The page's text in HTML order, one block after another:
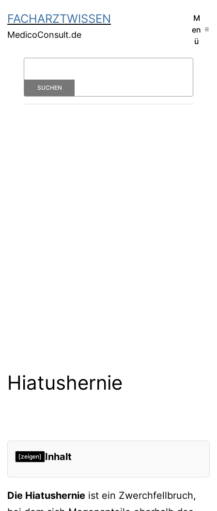
FACHARZTWISSEN
MedicoConsult.de
M
en
ü
Hiatushernie
[zeigen] Inhalt
Entstehung
Symptomatik
Die Hiatushernie ist ein Zwerchfellbruch,